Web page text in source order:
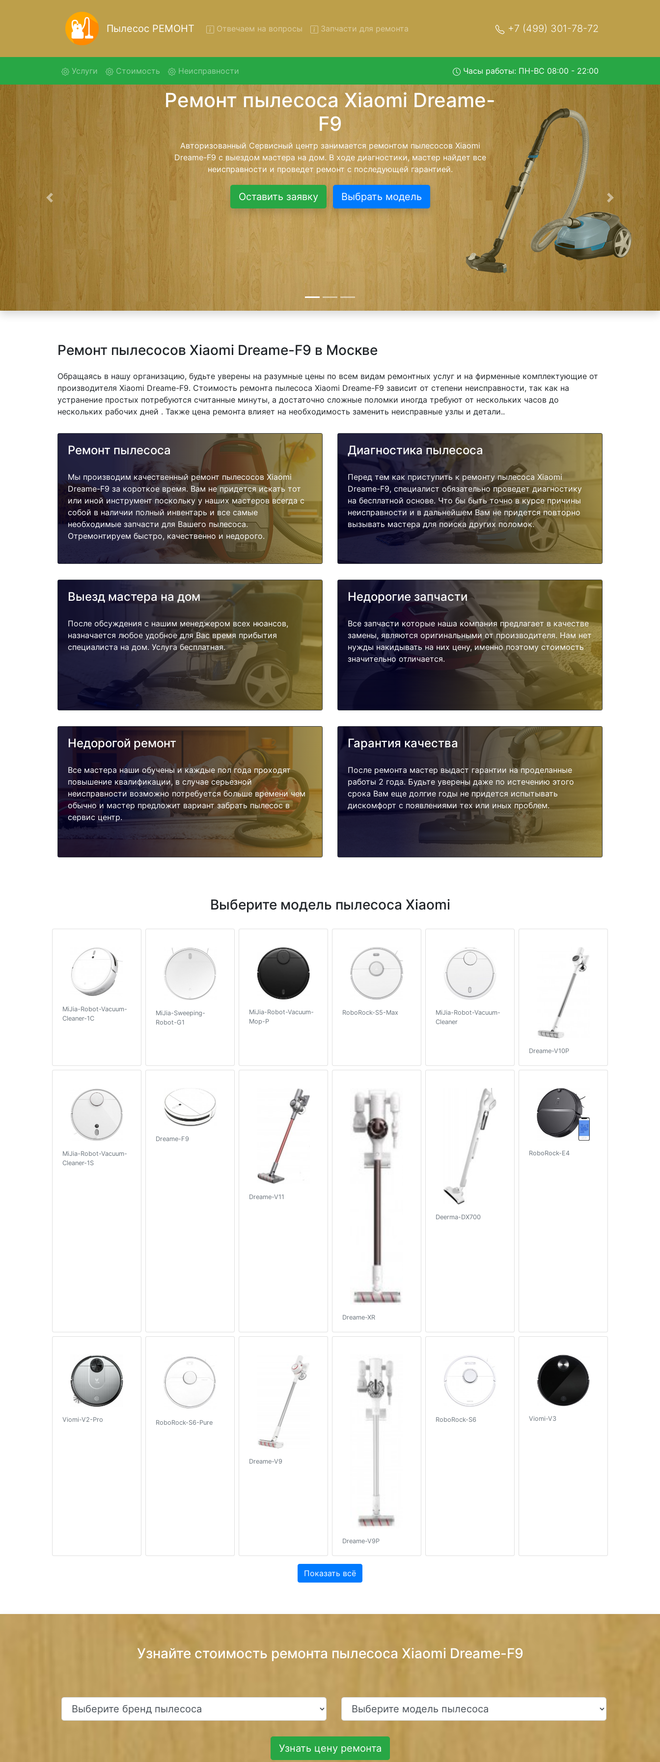
Пылесос РЕМОНТ Отвечаем на вопросы Запчасти для ремонта +7 (499) 301-78-72
Услуги (current)Стоимость Неисправности Часы работы: ПН-ВС 08:00 - 22:00
Ремонт пылесосов Xiaomi Dreame-F9 с
вывозом в сервис
Ремонт пылесосов Xiaomi Dreame-F9 с вывозом в сервисный центр и обратно - с
помощью нашей бесплатной услуги, специалист заберет Ваш пылесос для
дальнейшего более детального ремонта. Оговоренная стоимость ремонта
останется неизменно при возвращении видеотехники обратно.
Оставить заявку Выбрать модель
Предыдущая Следующая
Ремонт пылесосов Xiaomi Dreame-F9 в Москве
Обращаясь в нашу организацию, будьте уверены на разумные цены по всем видам ремонтных услуг и на фирменные комплектующие от
производителя Xiaomi Dreame-F9. Стоимость ремонта пылесоса Xiaomi Dreame-F9 зависит от степени неисправности, так как на
устранение простых потребуются считанные минуты, а достаточно сложные поломки иногда требуют от нескольких часов до
нескольких рабочих дней . Также цена ремонта влияет на необходимость заменить неисправные узлы и детали..
Ремонт пылесоса
Мы производим качественный ремонт пылесосов Xiaomi
Dreame-F9 за короткое время. Вам не придется искать тот
или иной инструмент поскольку у наших мастеров всегда с
собой в наличии полный инвентарь и все самые
необходимые запчасти для Вашего пылесоса.
Отремонтируем быстро, качественно и недорого.
Диагностика пылесоса
Перед тем как приступить к ремонту пылесоса Xiaomi
Dreame-F9, специалист обязательно проведет диагностику
на бесплатной основе. Что бы быть точно в курсе причины
неисправности и в дальнейшем Вам не придется повторно
вызывать мастера для поиска других поломок.
Выезд мастера на дом
После обсуждения с нашим менеджером всех нюансов,
назначается любое удобное для Вас время прибытия
специалиста на дом. Услуга бесплатная.
Недорогие запчасти
Все запчасти которые наша компания предлагает в качестве
замены, являются оригинальными от производителя. Нам нет
нужды накидывать на них цену, именно поэтому стоимость
значительно отличается.
Недорогой ремонт
Все мастера наши обучены и каждые пол года проходят
повышение квалификации, в случае серьезной
неисправности возможно потребуется больше времени чем
обычно и мастер предложит вариант забрать пылесос в
сервис центр.
Гарантия качества
После ремонта мастер выдаст гарантии на проделанные
работы 2 года. Будьте уверены даже по истечению этого
срока Вам еще долгие годы не придется испытывать
дискомфорт с появлениями тех или иных проблем.
Выберите модель пылесоса Xiaomi
MiJia-Robot-Vacuum-
Cleaner-1C
MiJia-Sweeping-
Robot-G1
MiJia-Robot-Vacuum-
Mop-P
RoboRock-S5-Max
MiJia-Robot-Vacuum-
Cleaner
Dreame-V10P
MiJia-Robot-Vacuum-
Cleaner-1S
Dreame-F9
Dreame-V11
Dreame-XR
Deerma-DX700
RoboRock-E4
Viomi-V2-Pro RoboRock-S6-Pure
Dreame-V9
Dreame-V9P
RoboRock-S6 Viomi-V3
Показать всё
Узнайте стоимость ремонта пылесоса Xiaomi Dreame-F9
Узнать цену ремонта